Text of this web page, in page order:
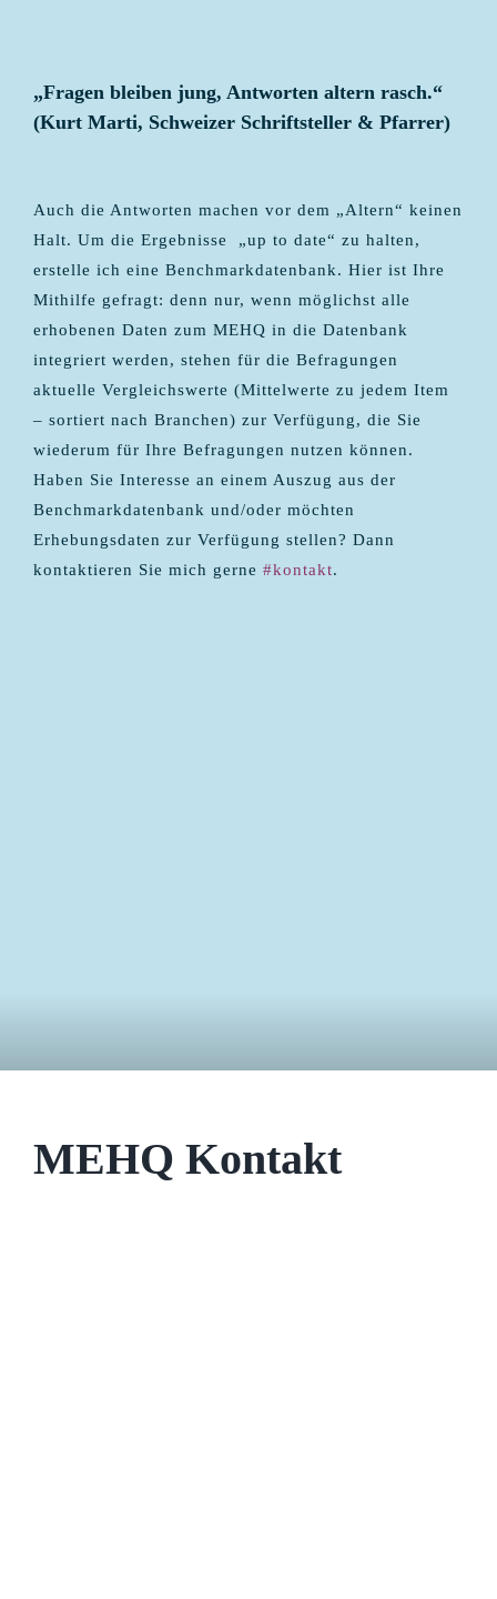
„Fragen bleiben jung, Antworten altern rasch.“
(Kurt Marti, Schweizer Schriftsteller & Pfarrer)
Auch die Antworten machen vor dem „Altern“ keinen
Halt. Um die Ergebnisse „up to date“ zu halten,
erstelle ich eine Benchmarkdatenbank. Hier ist Ihre
Mithilfe gefragt: denn nur, wenn möglichst alle
erhobenen Daten zum MEHQ in die Datenbank
integriert werden, stehen für die Befragungen
aktuelle Vergleichswerte (Mittelwerte zu jedem Item
– sortiert nach Branchen) zur Verfügung, die Sie
wiederum für Ihre Befragungen nutzen können.
Haben Sie Interesse an einem Auszug aus der
Benchmarkdatenbank und/oder möchten
Erhebungsdaten zur Verfügung stellen? Dann
kontaktieren Sie mich gerne #kontakt.
MEHQ Kontakt